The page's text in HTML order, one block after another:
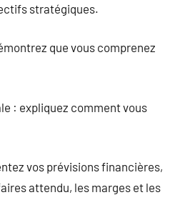
stratégiques.
que vous comprenez
: expliquez comment vous
vos prévisions financières,
attendu, les marges et les